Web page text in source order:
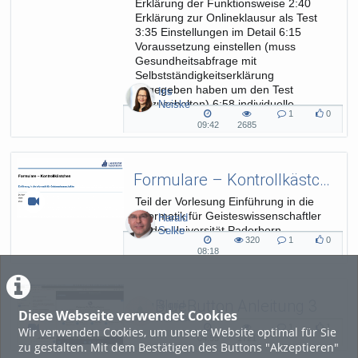
Diese Webseite verwendet Cookies
Wir verwenden Cookies, um unsere Website optimal für Sie
zu gestalten. Mit dem Bestätigen des Buttons "Akzeptieren"
Erklärung der Funktionsweise 2:40
Erklärung zur Onlineklausur als Test
3:35 Einstellungen im Detail 6:15
Voraussetzung einstellen (muss
Gesundheitsabfrage mit
Selbstständigkeitserklärung
abgegeben haben um den Test
freizuschalten) 6:58 individuelle
Nutzeränderung ...
Iris
Neiske
09:42
09:42
2685
2685
1
Kommentare
0
likes
Formulare – Kontrollkästchen
Teil der Vorlesung Einführung in die
Informatik für Geisteswissenschaftler
an der Universität Paderborn,
Sommersemester 2020.
Harald
Selke
08:18
320
1
0
BigBlueButton Anleitung 3
Eigene Folien einblenden
Richter
04:55
04:55
1721
1721
1
Kommentare
1
1
likes